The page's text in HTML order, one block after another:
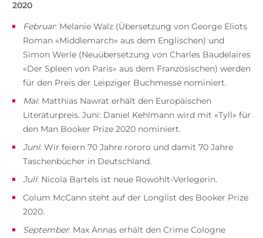
2020
Februar: Melanie Walz (Übersetzung von George Eliots
Roman «Middlemarch» aus dem Englischen) und
Simon Werle (Neuübersetzung von Charles Baudelaires
«Der Spleen von Paris» aus dem Französischen) werden
für den Preis der Leipziger Buchmesse nominiert.
Mai: Matthias Nawrat erhält den Europäischen
Literaturpreis. Juni: Daniel Kehlmann wird mit «Tyll» für
den Man Booker Prize 2020 nominiert.
Juni: Wir feiern 70 Jahre rororo und damit 70 Jahre
Taschenbücher in Deutschland.
Juli: Nicola Bartels ist neue Rowohlt-Verlegerin.
Colum McCann steht auf der Longlist des Booker Prize
2020.
September: Max Annas erhält den Crime Cologne